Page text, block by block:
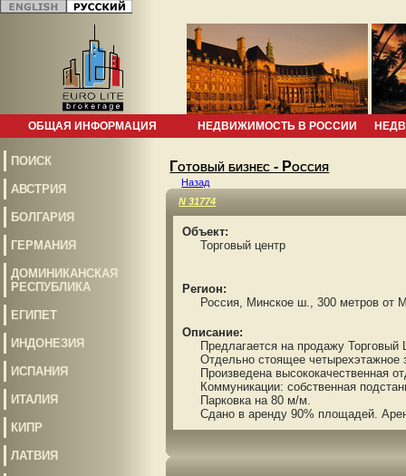
ОБЩАЯ ИНФОРМАЦИЯ НЕДВИЖИМОСТЬ В РОССИИ
ПОИСК
АВСТРИЯ
БОЛГАРИЯ
ГЕРМАНИЯ
ДОМИНИКАНСКАЯ
РЕСПУБЛИКА
ЕГИПЕТ
ИНДОНЕЗИЯ
ИСПАНИЯ
ИТАЛИЯ
КИПР
ЛАТВИЯ
Готовый бизнес - Россия
Назад
N 31774
Объект:
Торговый центр
Регион:
Россия, Минское ш., 300 метров от
Описание:
Предлагается на продажу
Отдельно стоящее четырехэтажное
Произведена высококачественная
Коммуникации: собственная
Парковка на 80 м/м.
Сдано в аренду 90% площадей.